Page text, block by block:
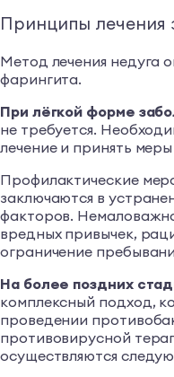
Принципы лечения
Метод лечения недуга
фарингита.
При лёгкой форме
не требуется.
лечение и принять
Профилактические
заключаются в
факторов.
вредных привычек,
ограничение
На более поздних
комплексный подход,
проведении
противовирусной
осуществляются